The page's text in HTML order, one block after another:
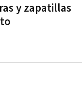
y zapatillas